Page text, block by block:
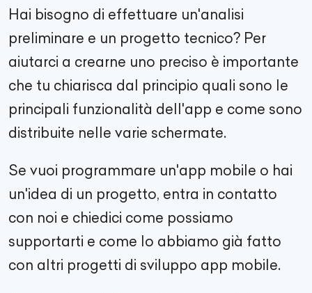
Hai bisogno di effettuare un'analisi
preliminare e un progetto tecnico? Per
aiutarci a crearne uno preciso è importante
che tu chiarisca dal principio quali sono le
principali funzionalità dell'app e come sono
distribuite nelle varie schermate.
Se vuoi programmare un'app mobile o hai
un'idea di un progetto, entra in contatto
con noi e chiedici come possiamo
supportarti e come lo abbiamo già fatto
con altri progetti di sviluppo app mobile.